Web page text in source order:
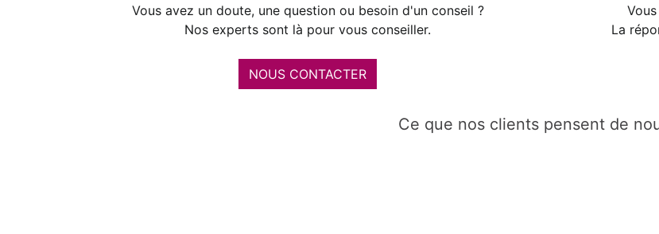
Vous avez un doute, une question ou besoin d'un conseil ?
Nos experts sont là pour vous conseiller.
NOUS CONTACTER
La
Ce que nos clients pensent de